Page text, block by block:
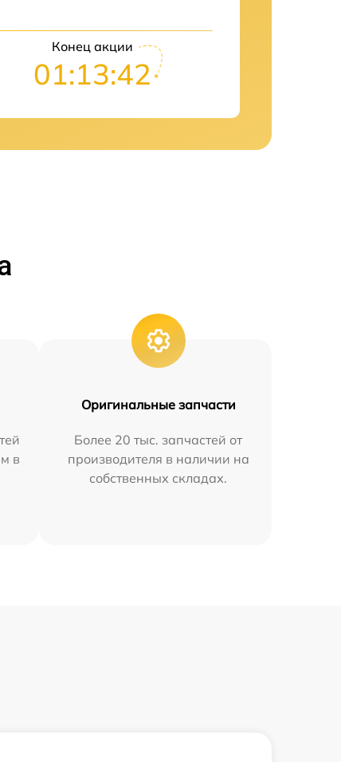
Конец акции
01:13:41
в
Оригинальные запчасти
Более 20 тыс. запчастей от
производителя в наличии на
собственных складах.